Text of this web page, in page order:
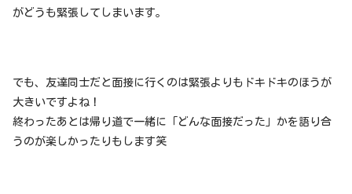
がどうも緊張してしまいます。
でも、友達同士だと面接に行くのは緊張よりもドキドキのほうが
大きいですよね！
終わったあとは帰り道で一緒に「どんな面接だった」かを語り合
うのが楽しかったりもします笑